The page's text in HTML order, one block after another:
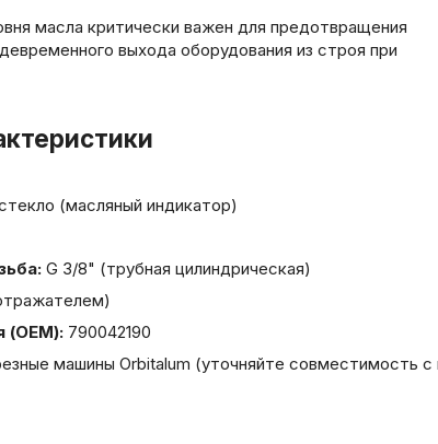
масла критически важен для предотвращения
выхода оборудования из строя при
(масляный индикатор)
G 3/8" (трубная цилиндрическая)
(OEM): 790042190
машины Orbitalum (уточняйте совместимость